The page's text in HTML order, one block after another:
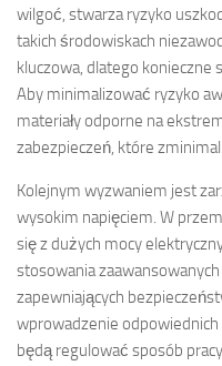
wilgoć, stwarza ryzyko
takich środowiskach
kluczowa, dlatego konieczne
Aby minimalizować ryzyko
materiały odporne na
zabezpieczeń, które
Kolejnym wyzwaniem jest
wysokim napięciem. W
się z dużych mocy
stosowania
zapewniających
wprowadzenie
będą regulować sposób